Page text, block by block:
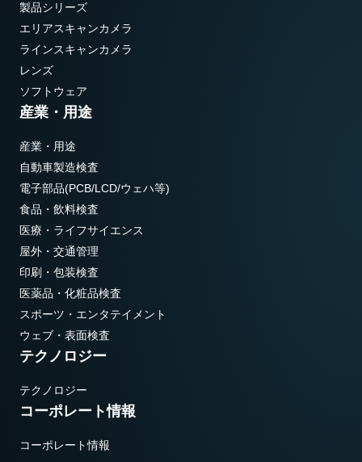
製品シリーズ
エリアスキャンカメラ
ラインスキャンカメラ
レンズ
ソフトウェア
産業・用途
産業・用途
自動車製造検査
電子部品(PCB/LCD/ウェハ等)
食品・飲料検査
医療・ライフサイエンス
屋外・交通管理
印刷・包装検査
医薬品・化粧品検査
スポーツ・エンタテイメント
ウェブ・表面検査
テクノロジー
テクノロジー
コーポレート情報
コーポレート情報